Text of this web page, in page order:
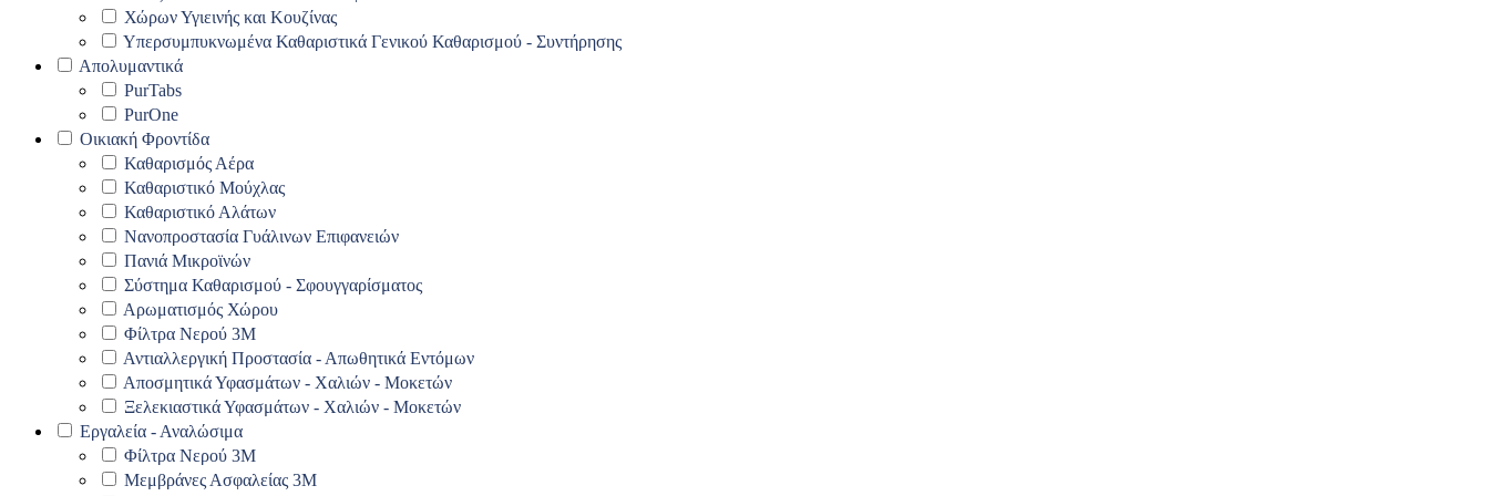
Χώρων Υγιεινής και Κουζίνας
Υπερσυμπυκνωμένα Καθαριστικά Γενικού Καθαρισμού - Συντήρησης
Απολυμαντικά
PurTabs
PurOne
Οικιακή Φροντίδα
Καθαρισμός Αέρα
Καθαριστικό Μούχλας
Καθαριστικό Αλάτων
Νανοπροστασία Γυάλινων Επιφανειών
Πανιά Μικροϊνών
Σύστημα Καθαρισμού - Σφουγγαρίσματος
Αρωματισμός Χώρου
Φίλτρα Νερού 3Μ
Αντιαλλεργική Προστασία - Απωθητικά Εντόμων
Αποσμητικά Υφασμάτων - Χαλιών - Μοκετών
Ξελεκιαστικά Υφασμάτων - Χαλιών - Μοκετών
Εργαλεία - Αναλώσιμα
Φίλτρα Νερού 3Μ
Μεμβράνες Ασφαλείας 3Μ